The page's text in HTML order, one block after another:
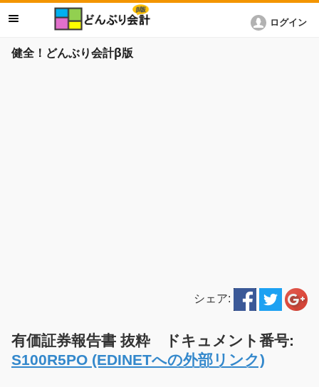
健全！どんぶり会計β版
ログイン
シェア:
有価証券報告書 抜粋 ドキュメント番号:
S100R5PO (EDINETへの外部リンク)